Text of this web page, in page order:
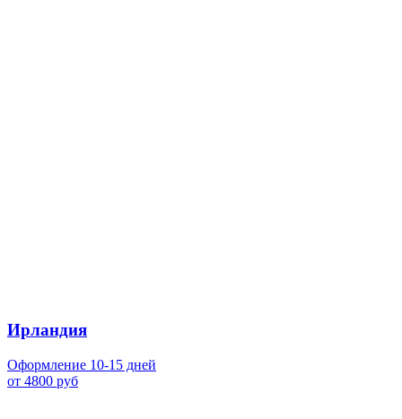
Ирландия
Оформление 10-15 дней
от 4800 руб